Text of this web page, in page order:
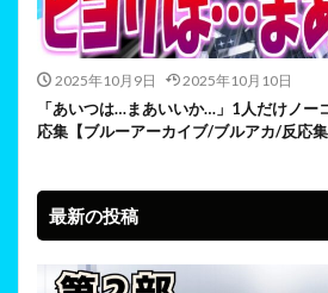
2025年10月9日 2025年10月10日
「あいつは…まあいいか…」1人だけノー
応集【ブルーアーカイブ/ブルアカ/反応集
最新の投稿